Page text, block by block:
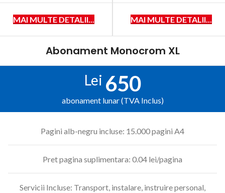
MAI MULTE DETALII... MAI MULTE DETALII...
Abonament Monocrom XL
Lei 650
abonament lunar (TVA Inclus)
Pagini alb-negru incluse: 15.000 pagini A4
Pret pagina suplimentara: 0.04 lei/pagina
Servicii Incluse: Transport, instalare, instruire personal,